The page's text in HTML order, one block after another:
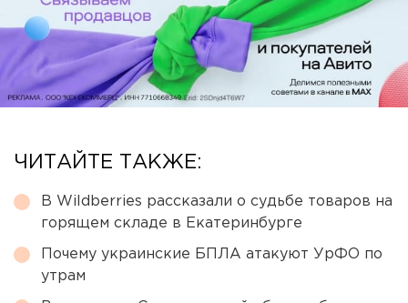
ЧИТАЙТЕ ТАКЖЕ:
В Wildberries рассказали о судьбе товаров на
горящем складе в Екатеринбурге
Почему украинские БПЛА атакуют УрФО по
утрам